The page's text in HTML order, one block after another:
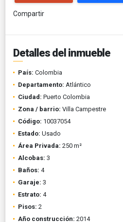
Compartir
Detalles del inmueble
País: Colombia
Departamento: Atlántico
Ciudad: Puerto Colombia
Zona / barrio: Villa Campestre
Código: 10037054
Estado: Usado
Área Privada: 250 m²
Alcobas: 3
Baños: 4
Garaje: 3
Estrato: 4
Pisos: 2
Año construcción: 2014